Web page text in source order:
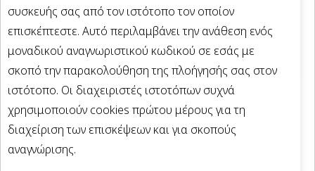
συσκευής σας από τον ιστότοπο τον οποίον
επισκέπτεστε. Αυτό περιλαμβάνει την ανάθεση ενός
μοναδικού αναγνωριστικού κωδικού σε εσάς με
σκοπό την παρακολούθηση της πλοήγησής σας στον
ιστότοπο. Οι διαχειριστές ιστοτόπων συχνά
χρησιμοποιούν cookies πρώτου μέρους για τη
διαχείριση των επισκέψεων και για σκοπούς
αναγνώρισης.